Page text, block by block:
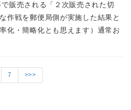
で販売される「２次販売された切
作戦を郵便局側が実施した結果と
化・簡略化とも思えます）通常お
7 >>>